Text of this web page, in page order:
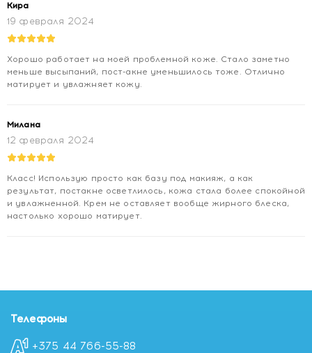
HYDROLYZED HYALURONIC ACID, SEBACIC ACID,
PROPANEDIOL, HYDROXYPROPYL STARCH PHOSPHATE,
HYDROXYETHYLCELLULOSE, BENZYL ALCOHOL, PARFUM
(FRAGRANCE), XANTHAN GUM, SODIUM HYDROXIDE,
CHLORPHENESIN, HYDRATED SILICA, POLYQUATERNIUM-
67, DISODIUM EDTA, BUTYLENE GLYCOL, SORBIC ACID,
PHOSPHATE.
Купить NOREVA ЭКСФОЛИАК Глобал 6 интенсивный крем
для лица, 30 мл
Цена NOREVA ЭКСФОЛИАК Глобал 6 интенсивный крем
для лица, 30 мл
Отзывы NOREVA ЭКСФОЛИАК Глобал 6 интенсивный
Кира
19 февраля 2024
Хорошо работает на моей проблемной коже. Стало заметно
меньше высыпаний, пост-акне уменьшилось тоже. Отлично
матирует и увлажняет кожу.
Милана
12 февраля 2024
Класс! Использую просто как базу под макияж, а как
результат, постакне осветлилось, кожа стала более спокойной
и увлажненной. Крем не оставляет вообще жирного блеска,
настолько хорошо матирует.
Телефоны
+375 44 766-55-88